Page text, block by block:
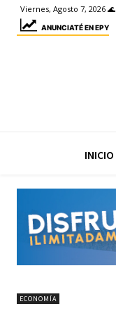
Viernes, Agosto 7, 2026 🌊
ANUNCIATÉ EN EPY
INICIO
ECONOMÍA